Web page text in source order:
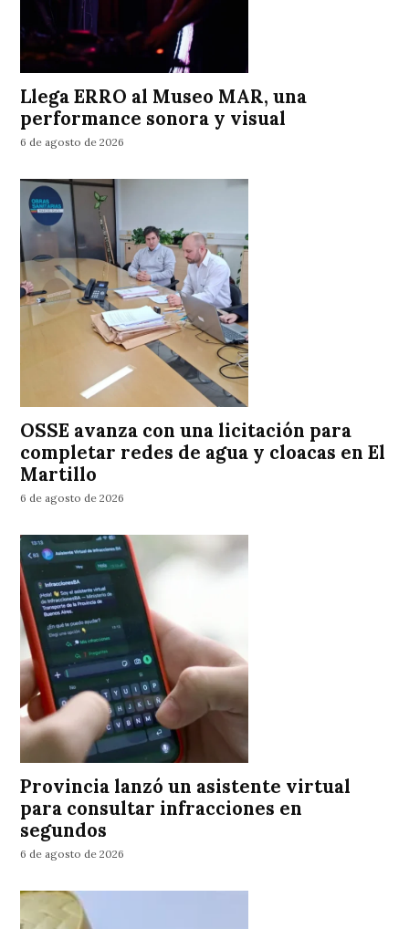
Llega ERRO al Museo MAR, una
performance sonora y visual
6 de agosto de 2026
OSSE avanza con una licitación para
completar redes de agua y cloacas en El
Martillo
6 de agosto de 2026
Provincia lanzó un asistente virtual
para consultar infracciones en
segundos
6 de agosto de 2026